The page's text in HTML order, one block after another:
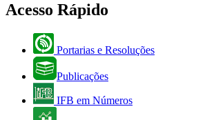
Acesso Rápido
Portarias e Resoluções
Publicações
IFB em Números